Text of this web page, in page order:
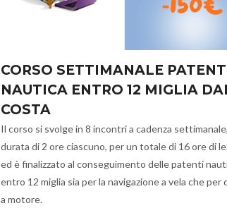
CORSO SETTIMANALE
NAUTICA ENTRO 12 MIGLIA
COSTA
Il corso si svolge in 8 incontri a cadenza
durata di 2 ore ciascuno, per un totale di 16 ore di
ed è finalizzato al conseguimento delle patenti
entro 12 miglia sia per la navigazione a vela che per
a motore.